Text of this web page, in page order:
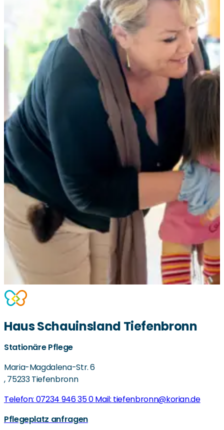
Haus Schauinsland Tiefenbronn
Stationäre Pflege
Maria-Magdalena-Str. 6
,75233 Tiefenbronn
Telefon: 07234 946 35 0Mail: tiefenbronn@korian.de
Pflegeplatz anfragen